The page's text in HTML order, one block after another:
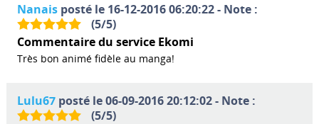
Nanaisposté le 16-12-2016 06:20:22 - Note :
(5/5)
Commentaire du service Ekomi
Très bon animé fidèle au manga!
Lulu67posté le 06-09-2016 20:12:02 - Note :
(5/5)